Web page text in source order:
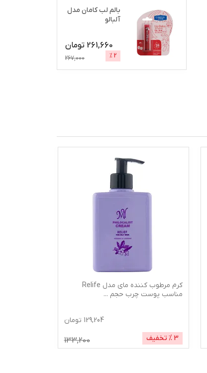
بالم لب کامان مدل
آلبالو
261,660 تومان
2
%
267,000
کرم مرطوب کننده مای مدل Relife
مناسب پوست چرب حجم ...
129,204 تومان
3 % تخفیف 133,200